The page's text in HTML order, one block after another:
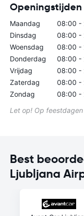
Maandag
08:00 -
Dinsdag
08:00 -
Woensdag
08:00 -
Donderdag
08:00 -
Vrijdag
08:00 -
Zaterdag
08:00 -
Zondag
08:00 -
Let op! Op
Best
Ljubljana